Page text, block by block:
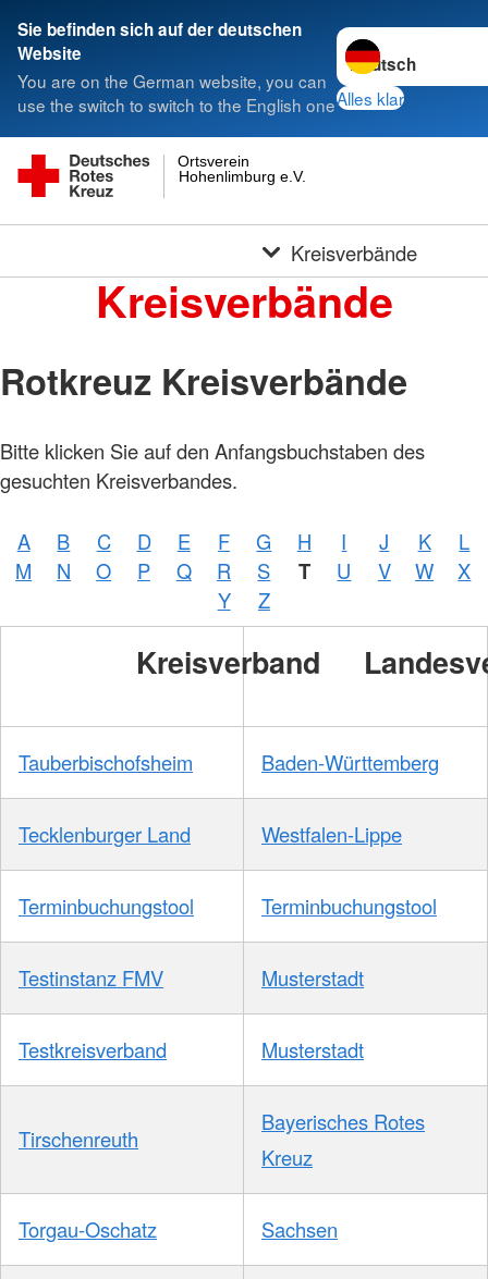
Sie befinden sich auf der deutschen
Website
You are on the German website, you can
use the switch to switch to the English one
Sprache wechseln
Alles klar
Hohenlimburg e.V.
Ortsverein
Kreisverbände
Kreisverbände
Rotkreuz Kreisverbände
Bitte klicken Sie auf den Anfangsbuchstaben des
gesuchten Kreisverbandes.
A B C D E F G H I J K
L
M
N O P Q R S T U V W
X
Y
Z
Kreisverband
Tauberbischofsheim Baden-Württemberg
Tecklenburger Land Westfalen-Lippe
Terminbuchungstool Terminbuchungstool
Testinstanz FMV Musterstadt
Testkreisverband Musterstadt
Tirschenreuth
Bayerisches Rotes
Kreuz
Torgau-Oschatz Sachsen